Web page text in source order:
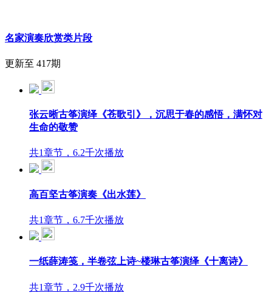
名家演奏欣赏类片段
更新至 417期
张云晰古筝演绎《苍歌引》，沉思于春的感悟，满怀对
生命的敬赞
共1章节，6.2千次播放
高百坚古筝演奏《出水莲》
共1章节，6.7千次播放
一纸薛涛笺，半卷弦上诗~楼琳古筝演绎《十离诗》
共1章节，2.9千次播放